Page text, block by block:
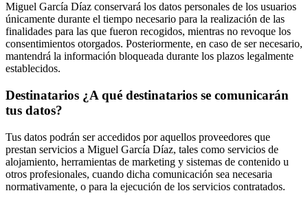
Miguel García Díaz conservará los datos personales de los usuarios
únicamente durante el tiempo necesario para la realización de las
finalidades para las que fueron recogidos, mientras no revoque los
consentimientos otorgados. Posteriormente, en caso de ser necesario,
mantendrá la información bloqueada durante los plazos legalmente
establecidos.
Destinatarios ¿A qué destinatarios se comunicarán
tus datos?
Tus datos podrán ser accedidos por aquellos proveedores que
prestan servicios a Miguel García Díaz, tales como servicios de
alojamiento, herramientas de marketing y sistemas de contenido u
otros profesionales, cuando dicha comunicación sea necesaria
normativamente, o para la ejecución de los servicios contratados.